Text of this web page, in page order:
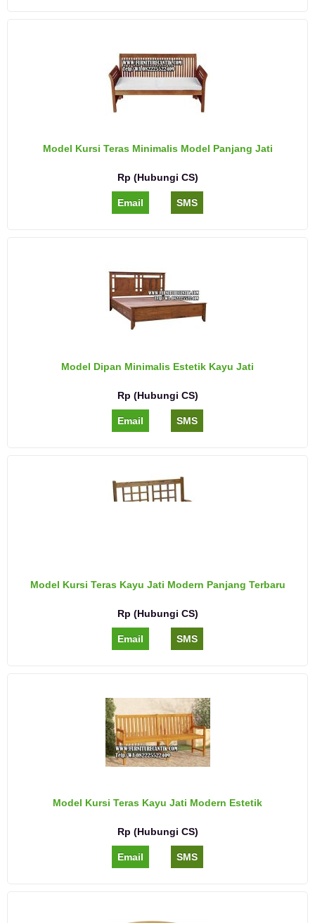
Model Kursi Teras Minimalis Model Panjang Jati
Rp (Hubungi CS)
Email SMS
Model Dipan Minimalis Estetik Kayu Jati
Rp (Hubungi CS)
Email SMS
Model Kursi Teras Kayu Jati Modern Panjang Terbaru
Rp (Hubungi CS)
Email SMS
Model Kursi Teras Kayu Jati Modern Estetik
Rp (Hubungi CS)
Email SMS